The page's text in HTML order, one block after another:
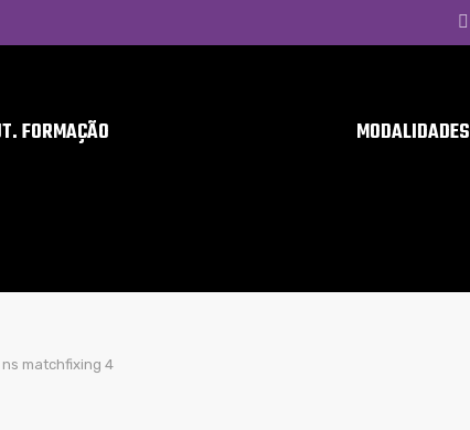
FORMAÇÃO MODALIDADES
ns matchfixing 4